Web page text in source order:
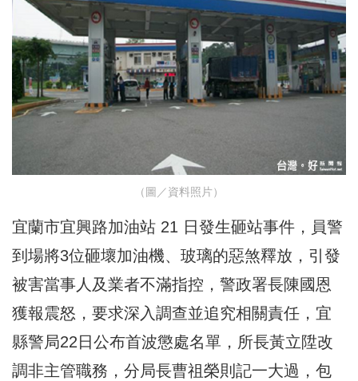
（圖／資料照片）
宜蘭市宜興路加油站 21 日發生砸站事件，員警
到場將3位砸壞加油機、玻璃的惡煞釋放，引發
被害當事人及業者不滿指控，警政署長陳國恩
獲報震怒，要求深入調查並追究相關責任，宜
縣警局22日公布首波懲處名單，所長黃立陞改
調非主管職務，分局長曹祖榮則記一大過，包